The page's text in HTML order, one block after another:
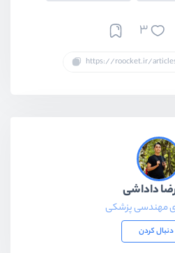
3
داداشی
مهندسی پزشکی
دنبال کردن